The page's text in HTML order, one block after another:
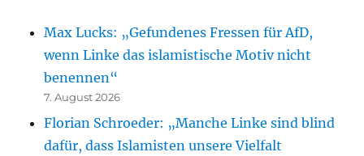
Max Lucks: „Gefundenes Fressen für AfD,
wenn Linke das islamistische Motiv nicht
benennen“
7. August 2026
Florian Schroeder: „Manche Linke sind blind
dafür, dass Islamisten unsere Vielfalt